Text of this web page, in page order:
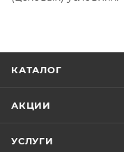
КАТАЛОГ
АКЦИИ
УСЛУГИ